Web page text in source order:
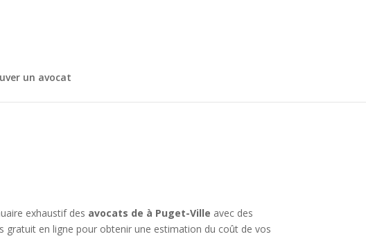
un avocat
exhaustif des avocats de à Puget-Ville avec des
gratuit en ligne pour obtenir une estimation du coût de vos